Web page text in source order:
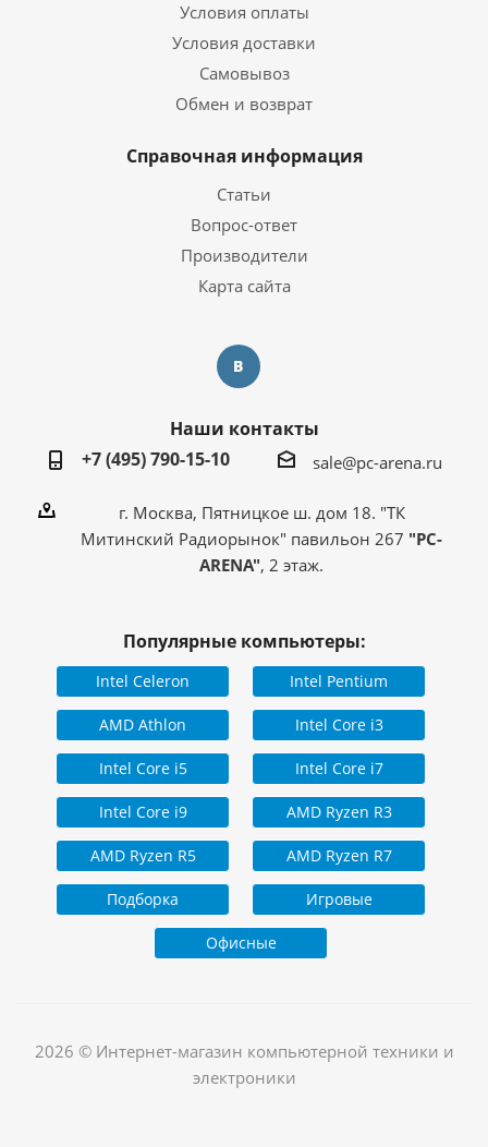
Условия оплаты
Условия доставки
Самовывоз
Обмен и возврат
Справочная информация
Статьи
Вопрос-ответ
Производители
Карта сайта
Наши контакты
+7 (495) 790-15-10
sale@pc-arena.ru
г. Москва, Пятницкое ш. дом 18. "ТК
Митинский Радиорынок" павильон 267 "PC-
ARENA", 2 этаж.
Популярные компьютеры:
Intel Celeron Intel Pentium
AMD Athlon Intel Core i3
Intel Core i5 Intel Core i7
Intel Core i9 AMD Ryzen R3
AMD Ryzen R5 AMD Ryzen R7
Подборка Игровые
Офисные
2026 © Интернет-магазин компьютерной техники и
электроники